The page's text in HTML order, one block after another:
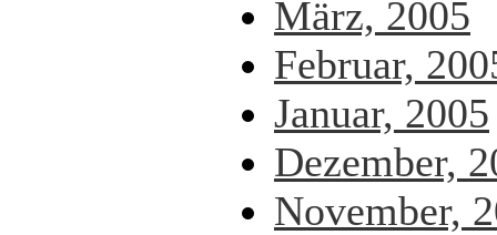
März, 2005
Februar,
Januar, 2005
Dezember,
November,